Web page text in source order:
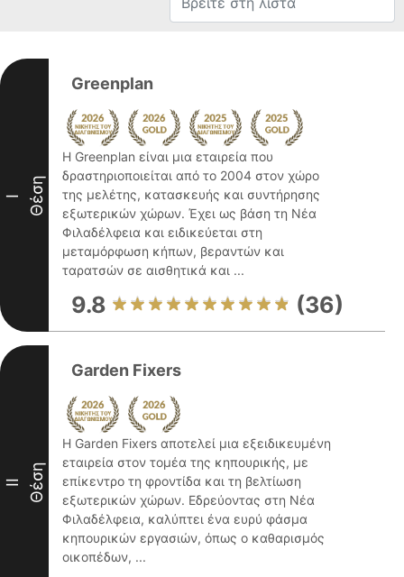
I Θέση
Greenplan
Η Greenplan είναι μια εταιρεία που
δραστηριοποιείται από το 2004 στον χώρο
της μελέτης, κατασκευής και συντήρησης
εξωτερικών χώρων. Έχει ως βάση τη Νέα
Φιλαδέλφεια και ειδικεύεται στη
μεταμόρφωση κήπων, βεραντών και
ταρατσών σε αισθητικά και ...
9.8 (36)
II Θέση
Garden Fixers
Η Garden Fixers αποτελεί μια εξειδικευμένη
εταιρεία στον τομέα της κηπουρικής, με
επίκεντρο τη φροντίδα και τη βελτίωση
εξωτερικών χώρων. Εδρεύοντας στη Νέα
Φιλαδέλφεια, καλύπτει ένα ευρύ φάσμα
κηπουρικών εργασιών, όπως ο καθαρισμός
οικοπέδων, ...